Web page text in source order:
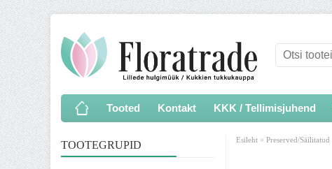
Tooted Kontakt KKK / Tellimisjuhend
TOOTEGRUPID Esileht » Preserved/Säilitatud